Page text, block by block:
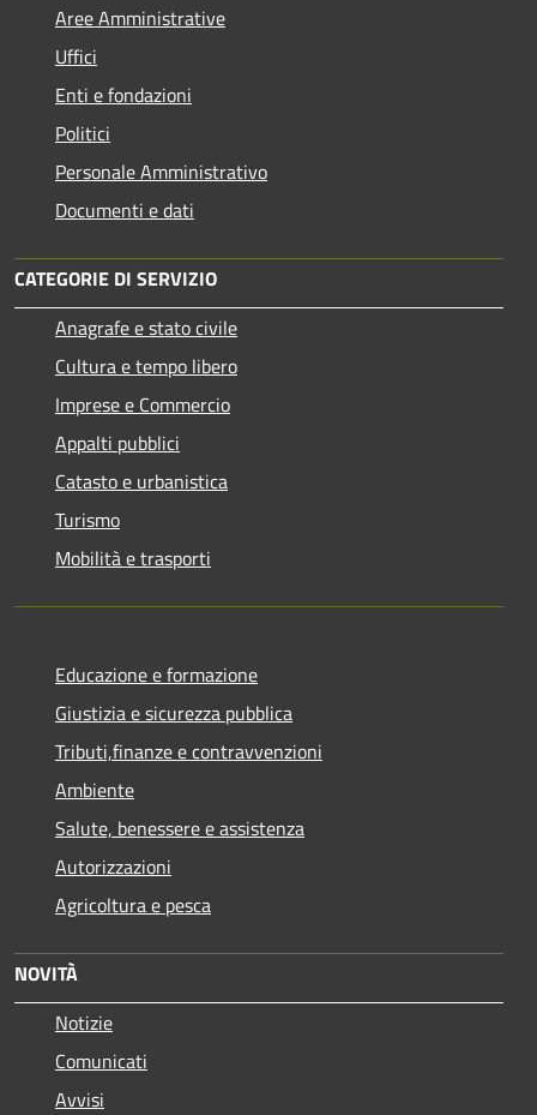
Aree Amministrative
Uffici
Enti e fondazioni
Politici
Personale Amministrativo
Documenti e dati
CATEGORIE DI SERVIZIO
Anagrafe e stato civile
Cultura e tempo libero
Imprese e Commercio
Appalti pubblici
Catasto e urbanistica
Turismo
Mobilità e trasporti
Educazione e formazione
Giustizia e sicurezza pubblica
Tributi,finanze e contravvenzioni
Ambiente
Salute, benessere e assistenza
Autorizzazioni
Agricoltura e pesca
NOVITÀ
Notizie
Comunicati
Avvisi